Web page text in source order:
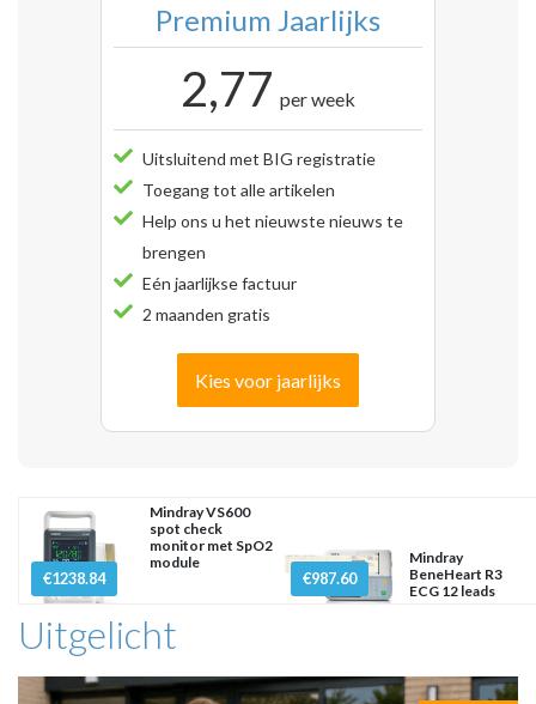
Premium Jaarlijks
2,77 per week
Uitsluitend met BIG registratie
Toegang tot alle artikelen
Help ons u het nieuwste nieuws te
brengen
Eén jaarlijkse factuur
2 maanden gratis
Kies voor jaarlijks
€1238.84
Mindray VS600
spot check
monitor met SpO2
module
€987.60
Mindray
BeneHeart R3
ECG 12 leads
Uitgelicht